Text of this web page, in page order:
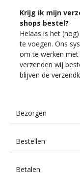
Krijg ik mijn
shops bestel?
Helaas is het
te voegen. Ons
om te werken
verzenden wij
blijven de
Bezorgen
Bestellen
Betalen